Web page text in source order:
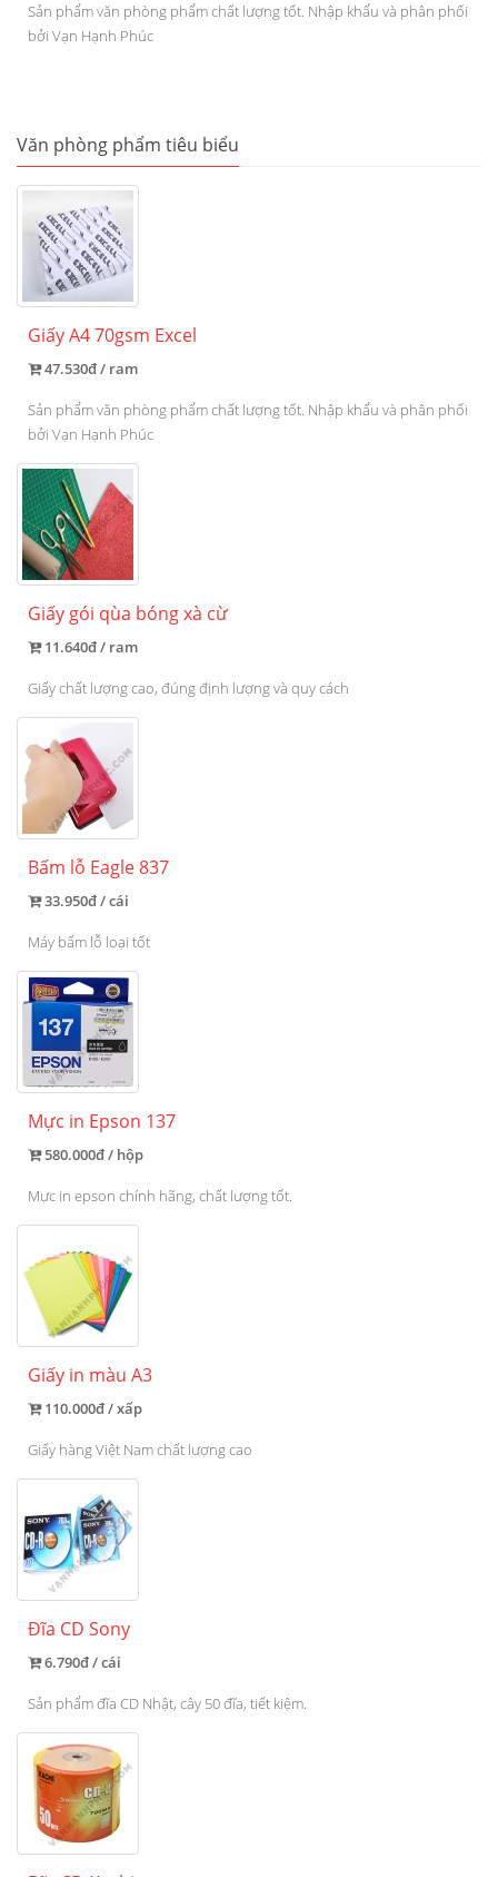
Sản phẩm văn phòng phẩm chất lượng tốt. Nhập khẩu và phân phối
bởi Vạn Hạnh Phúc
Văn phòng phẩm tiêu biểu
Giấy A4 70gsm Excel
47.530đ / ram
Sản phẩm văn phòng phẩm chất lượng tốt. Nhập khẩu và phân phối
bởi Vạn Hạnh Phúc
Giấy gói qùa bóng xà cừ
11.640đ / ram
Giấy chất lượng cao, đúng định lượng và quy cách
Bấm lỗ Eagle 837
33.950đ / cái
Máy bấm lỗ loại tốt
Mực in Epson 137
580.000đ / hộp
Mực in epson chính hãng, chất lượng tốt.
Giấy in màu A3
110.000đ / xấp
Giấy hàng Việt Nam chất lượng cao
Đĩa CD Sony
6.790đ / cái
Sản phẩm đĩa CD Nhật, cây 50 đĩa, tiết kiệm.